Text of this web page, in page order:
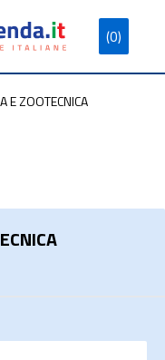
(0)
E ZOOTECNICA